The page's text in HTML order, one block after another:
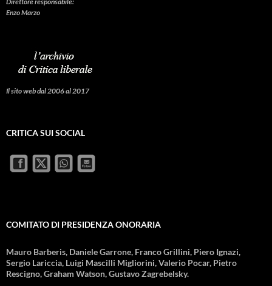
Enzo Marzo
Il sito web dal 2006 al 2017
CRITICA SUI SOCIAL
COMITATO DI PRESIDENZA ONORARIA
Mauro Barberis, Daniele Garrone, Franco Grillini, Piero Ignazi,
Sergio Lariccia, Luigi Mascilli Migliorini, Valerio Pocar, Pietro
Rescigno, Graham Watson, Gustavo Zagrebelsky.